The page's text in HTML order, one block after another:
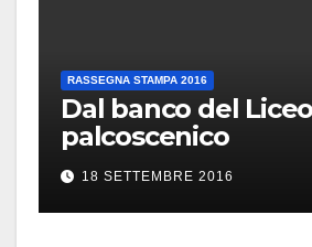
RASSEGNA STAMPA 2016
Dal banco del
palcoscenico
18 SETTEMBRE 2016